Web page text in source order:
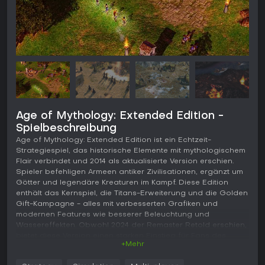
Age of Mythology: Extended Edition -
Spielbeschreibung
Age of Mythology: Extended Edition ist ein Echtzeit-
Strategiespiel, das historische Elemente mit mythologischem
Flair verbindet und 2014 als aktualisierte Version erschien.
Spieler befehligen Armeen antiker Zivilisationen, ergänzt um
Götter und legendäre Kreaturen im Kampf. Diese Edition
enthält das Kernspiel, die Titans-Erweiterung und die Golden
Gift-Kampagne - alles mit verbesserten Grafiken und
modernen Features wie besserer Beleuchtung und
Wassereffekten. Obwohl 2024 der Remaster Retold erschien,
klassischen Erlebnisses auf dem PC.
+Mehr